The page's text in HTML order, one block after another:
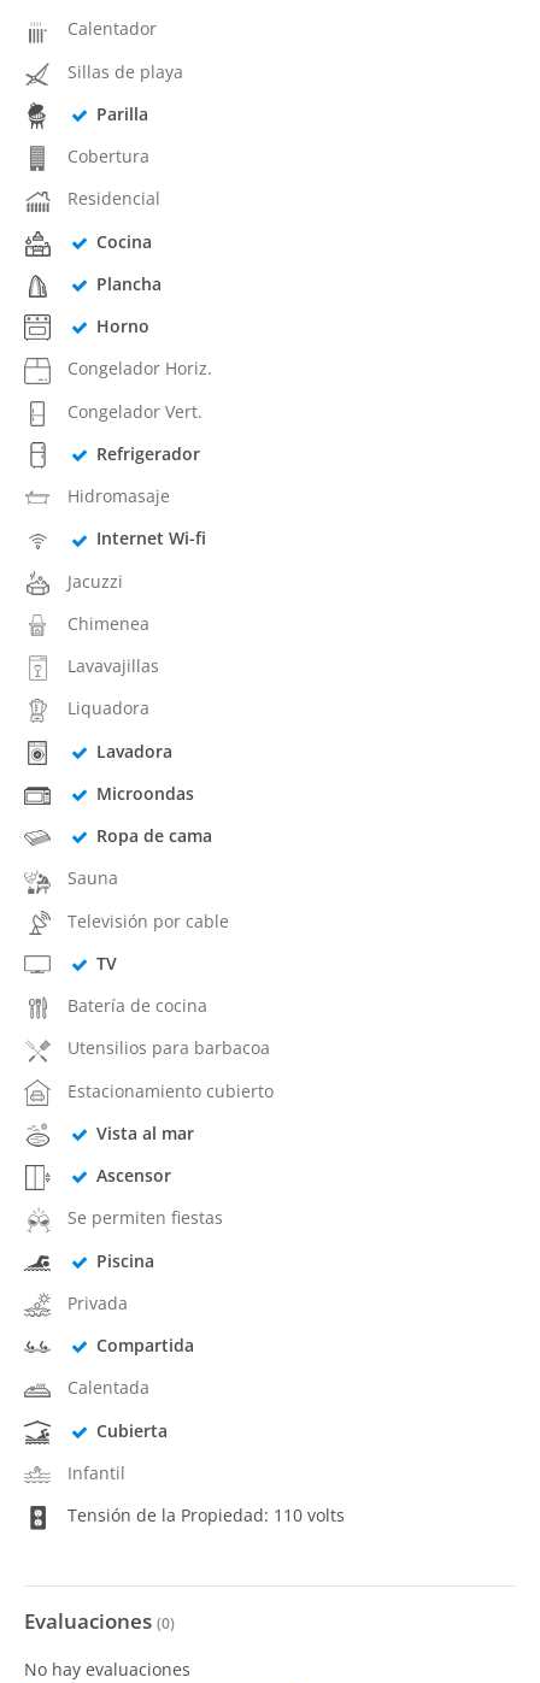
Calentador
Sillas de playa
Parilla
Cobertura
Residencial
Cocina
Plancha
Horno
Congelador Horiz.
Congelador Vert.
Refrigerador
Hidromasaje
Internet Wi-fi
Jacuzzi
Chimenea
Lavavajillas
Liquadora
Lavadora
Microondas
Ropa de cama
Sauna
Televisión por cable
TV
Batería de cocina
Utensilios para barbacoa
Estacionamiento cubierto
Vista al mar
Ascensor
Se permiten fiestas
Piscina
Privada
Compartida
Calentada
Cubierta
Infantil
Tensión de la Propiedad: 110 volts
Evaluaciones (0)
No hay evaluaciones